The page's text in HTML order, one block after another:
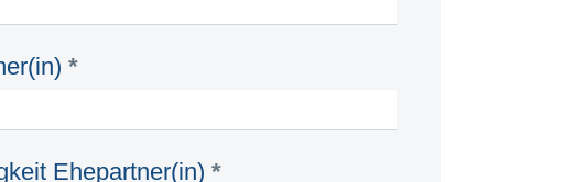
*
Ehepartner(in)*